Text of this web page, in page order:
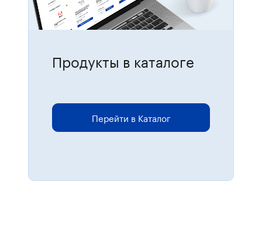
Продукты в каталоге
Для размещения онлайн-заказов
Перейти в Каталог